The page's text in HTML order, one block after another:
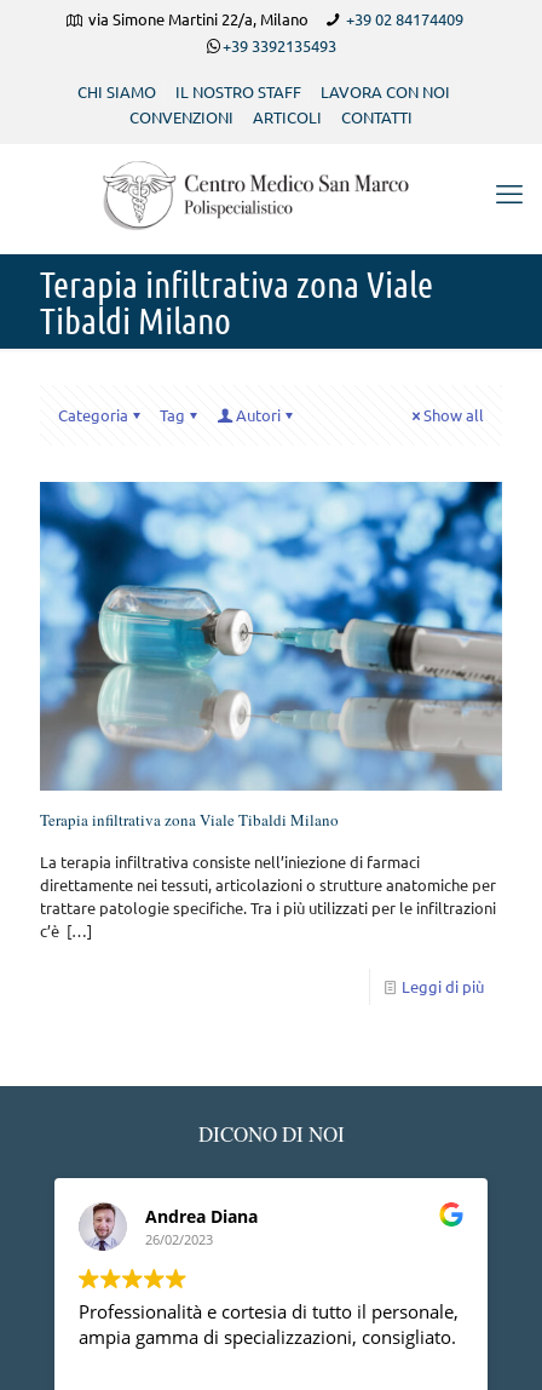
via Simone Martini 22/a, Milano
+39 02 84174409
+39 3392135493
CHI SIAMO IL NOSTRO STAFF
LAVORA CON NOI
CONVENZIONI
ARTICOLI CONTATTI
Terapia infiltrativa zona Viale
Tibaldi Milano
Categoria Tag Autori Show all
Terapia infiltrativa zona Viale Tibaldi Milano
La terapia infiltrativa consiste nell’iniezione di farmaci
direttamente nei tessuti, articolazioni o strutture anatomiche per
trattare patologie specifiche. Tra i più utilizzati per le infiltrazioni
c’è […]
Leggi di più
DICONO DI NOI
Andrea Diana
26/02/2023
Professionalità e cortesia di tutto il personale,
ampia gamma di specializzazioni, consigliato.